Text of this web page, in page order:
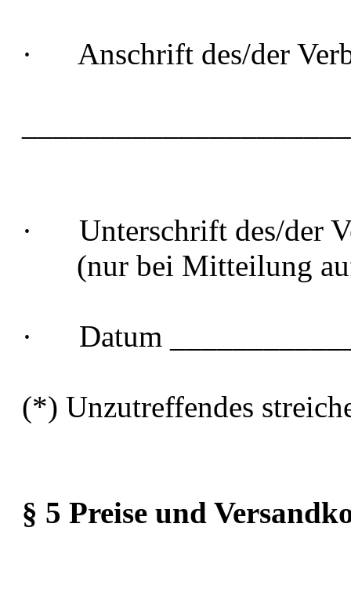
· Anschrift des/der
· Unterschrift des/der
(nur bei Mitteilung
· Datum
(*) Unzutreffendes
§ 5 Preise und